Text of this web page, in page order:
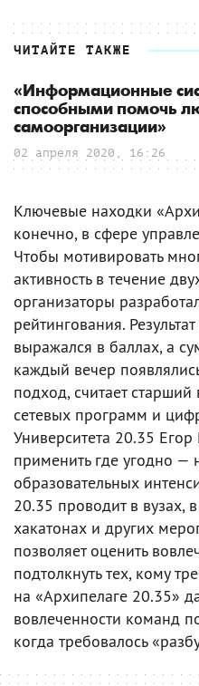
ЧИТАЙТЕ ТАКЖЕ
«Информационные
способными помочь
самоорганизации»
02 апреля 2020, 16:26
Ключевые находки
конечно, в сфере
Чтобы мотивировать
активность в течение
организаторы
рейтингования.
выражался в баллах, а
каждый вечер
подход, считает
сетевых программ и
Университета 20.35
применить где угодно —
образовательных
20.35 проводит в вузах,
хакатонах и других
позволяет оценить
подтолкнуть тех, кому
на «Архипелаге 20.35»
вовлеченности команд
когда требовалось